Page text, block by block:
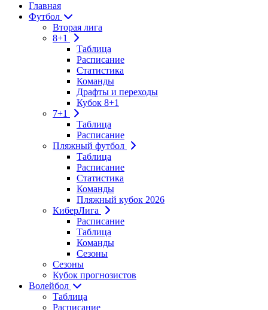
Главная
Футбол
Вторая лига
8+1
Таблица
Расписание
Статистика
Команды
Драфты и переходы
Кубок 8+1
7+1
Таблица
Расписание
Пляжный футбол
Таблица
Расписание
Статистика
Команды
Пляжный кубок 2026
КиберЛига
Расписание
Таблица
Команды
Сезоны
Сезоны
Кубок прогнозистов
Волейбол
Таблица
Расписание